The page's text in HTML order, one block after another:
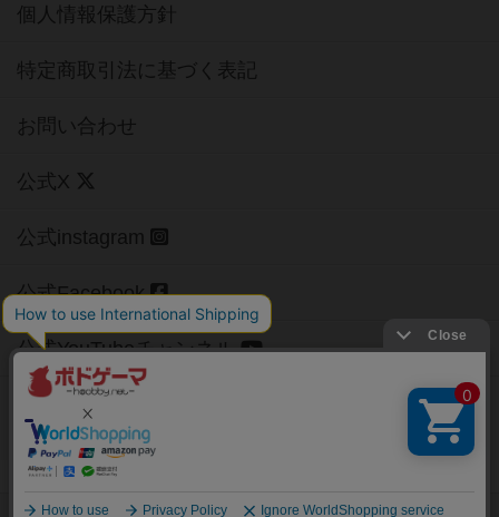
個人情報保護方針
特定商取引法に基づく表記
お問い合わせ
公式X
公式instagram
公式Facebook
公式YouTubeチャンネル